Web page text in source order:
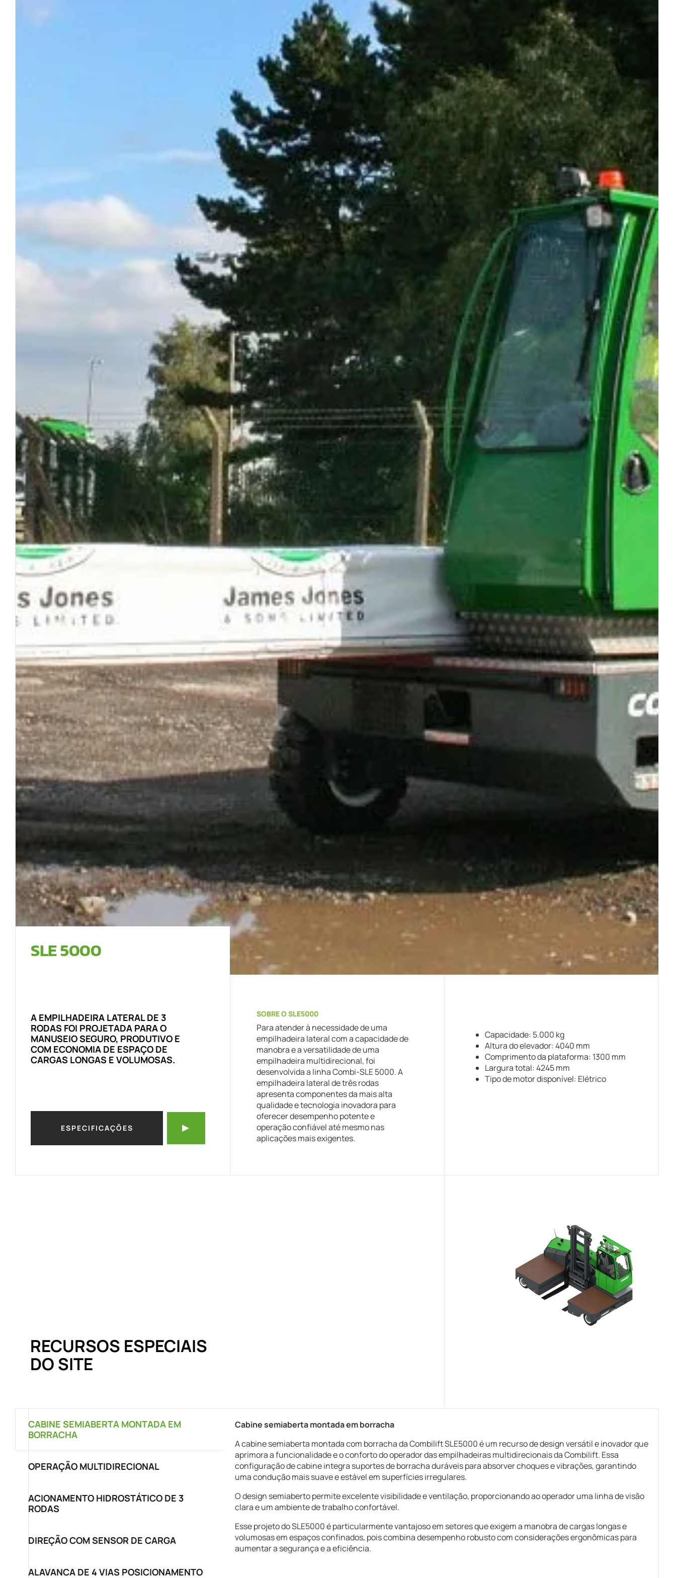
SLE 5000
A EMPILHADEIRA LATERAL DE 3
RODAS FOI PROJETADA PARA O
MANUSEIO SEGURO, PRODUTIVO E
COM ECONOMIA DE ESPAÇO DE
CARGAS LONGAS E VOLUMOSAS.
ESPECIFICAÇÕES
SOBRE O SLE5000
Para atender à necessidade de uma
empilhadeira lateral com a capacidade de
manobra e a versatilidade de uma
empilhadeira multidirecional, foi
desenvolvida a linha Combi-SLE 5000. A
empilhadeira lateral de três rodas
apresenta componentes da mais alta
qualidade e tecnologia inovadora para
oferecer desempenho potente e
operação confiável até mesmo nas
aplicações mais exigentes.
Capacidade: 5.000 kg
Altura do elevador: 4040 mm
Comprimento da plataforma: 1300 mm
Largura total: 4245 mm
Tipo de motor disponível: Elétrico
RECURSOS ESPECIAIS
DO SITE
CABINE SEMIABERTA MONTADA EM
BORRACHA
OPERAÇÃO MULTIDIRECIONAL
ACIONAMENTO HIDROSTÁTICO DE 3
RODAS
DIREÇÃO COM SENSOR DE CARGA
ALAVANCA DE 4 VIAS POSICIONAMENTO
Cabine semiaberta montada em borracha
A cabine semiaberta montada com borracha da Combilift SLE5000 é um recurso de design versátil e inovador que
aprimora a funcionalidade e o conforto do operador das empilhadeiras multidirecionais da Combilift. Essa
configuração de cabine integra suportes de borracha duráveis para absorver choques e vibrações, garantindo
uma condução mais suave e estável em superfícies irregulares.
O design semiaberto permite excelente visibilidade e ventilação, proporcionando ao operador uma linha de visão
clara e um ambiente de trabalho confortável.
Esse projeto do SLE5000 é particularmente vantajoso em setores que exigem a manobra de cargas longas e
volumosas em espaços confinados, pois combina desempenho robusto com considerações ergonômicas para
aumentar a segurança e a eficiência.